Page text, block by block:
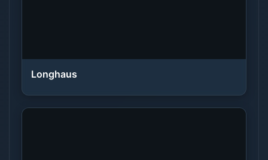
Longhaus